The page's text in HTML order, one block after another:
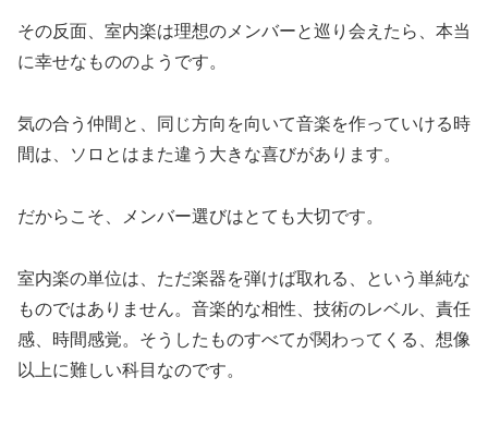
その反面、室内楽は理想のメンバーと巡り会えたら、本当
に幸せなもののようです。
気の合う仲間と、同じ方向を向いて音楽を作っていける時
間は、ソロとはまた違う大きな喜びがあります。
だからこそ、メンバー選びはとても大切です。
室内楽の単位は、ただ楽器を弾けば取れる、という単純な
ものではありません。音楽的な相性、技術のレベル、責任
感、時間感覚。そうしたものすべてが関わってくる、想像
以上に難しい科目なのです。